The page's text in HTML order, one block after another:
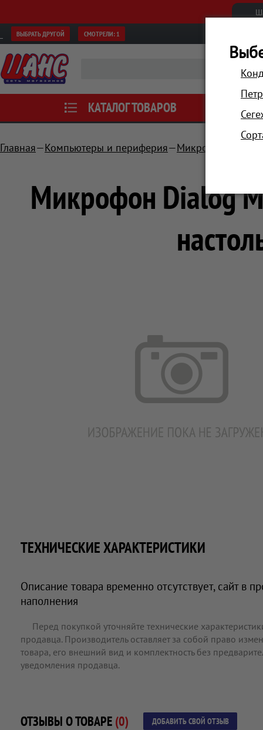
ВЫБРАТЬ ДРУГОЙ СМОТРЕЛИ: 1
КАТАЛОГ ТОВАРОВ АКЦИИ
Главная Компьютеры и периферия Микрофоны
Микрофон Dialog
ТЕХНИЧЕСКИЕ ХАРАКТЕРИСТИКИ
Описание товара временно отсутствует, сайт в
наполнения
Перед покупкой уточняйте технические
продавца. Производитель оставляет за собой право
товара, его внешний вид и комплектность без
уведомления продавца.
ОТЗЫВЫ О ТОВАРЕ (0) ДОБАВИТЬ СВОЙ ОТЗЫВ